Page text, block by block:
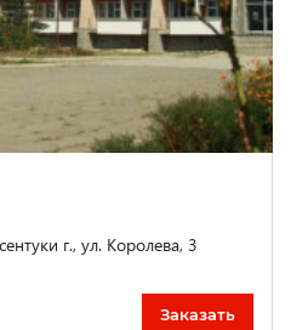
г., ул. Королева, 3
Заказать